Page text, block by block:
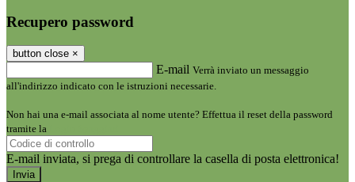
Recupero password
button close ×
E-mail Verrà inviato un messaggio
all'indirizzo indicato con le istruzioni necessarie.
Non hai una e-mail associata al nome utente? Effettua il reset della password
tramite la
E-mail inviata, si prega di controllare la casella di posta elettronica!